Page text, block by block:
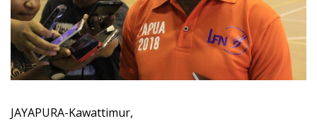
JAYAPURA-Kawattimur,